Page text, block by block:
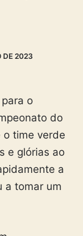
DE 2023
o
do
o time verde
e glórias ao
a
a tomar um